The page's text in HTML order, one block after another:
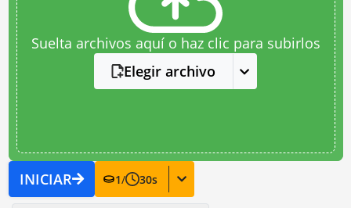
Suelta archivos aquí o haz clic para subirlos
Elegir archivo
INICIAR 1/ 30s